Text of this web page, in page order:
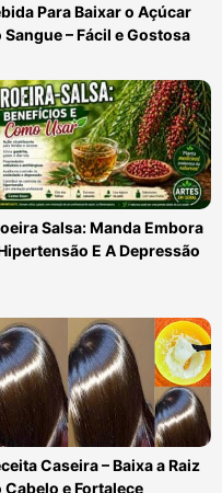
Para Baixar o Açúcar
Sangue – Fácil e Gostosa
Salsa: Manda Embora
E A Depressão
Caseira – Baixa a Raiz
Cabelo e Fortalece